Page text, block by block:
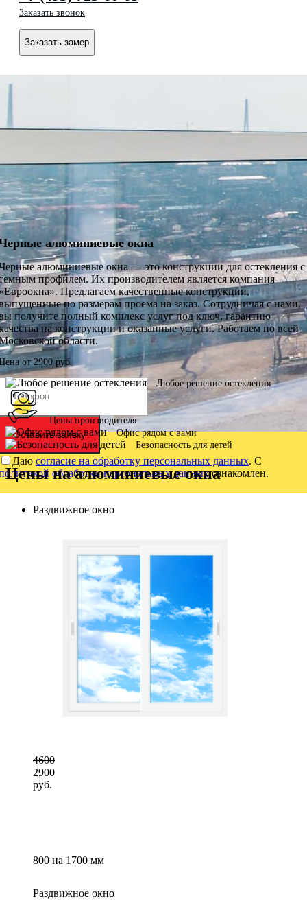
Заказать звонок
Заказать замер
алюминиевые окна
алюминиевые окна — это конструкции для остекления с
профилем. Их производителем является компания
Предлагаем качественные конструкции,
по размерам проема на заказ. Сотрудничая с нами,
получите полный комплекс услуг под ключ, гарантию
на конструкции и оказанные услуги. Работаем по всей
области.
от2900 руб.
Оставить заявку
Даю согласие на обработку персональных данных. С
обработки персональных данныхознакомлен.
Любое решение остекления
Цены производителя
Офис рядом с вами
Безопасность для детей
Цены на алюминиевые окна
Раздвижное окно
4600
2900
руб.
800 на 1700 мм
Раздвижное окно